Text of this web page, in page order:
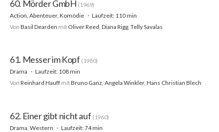
60. Mörder GmbH (1969)
Action, Abenteuer, Komödie
Laufzeit: 110 min
Von Basil Dearden mit Oliver Reed, Diana Rigg, Telly Savalas
61. Messer im Kopf (1980)
Drama
Laufzeit: 108 min
Von Reinhard Hauff mitBruno Ganz, Angela Winkler, Hans Christian Blech
62. Einer gibt nicht auf (1960)
Drama, Western
Laufzeit: 74 min